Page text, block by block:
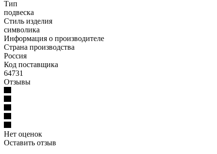
Тип
подвеска
Стиль изделия
символика
Информация о производителе
Страна производства
Россия
Код поставщика
64731
Отзывы
Нет оценок
Оставить отзыв